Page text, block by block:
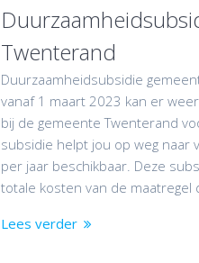
Twenterand
Duurzaamheidsubsidie
vanaf 1 maart 2023 kan er
bij de gemeente Twenterand
subsidie helpt jou op weg naar
per jaar beschikbaar. Deze
totale kosten van de maatregel
Lees verder